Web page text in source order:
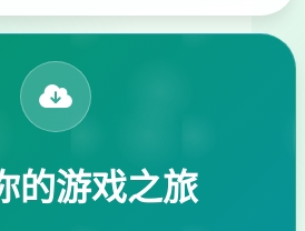
的游戏之旅